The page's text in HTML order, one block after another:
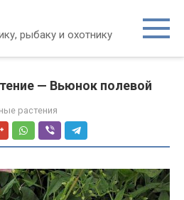
рыбаку и охотнику
— Вьюнок полевой
растения